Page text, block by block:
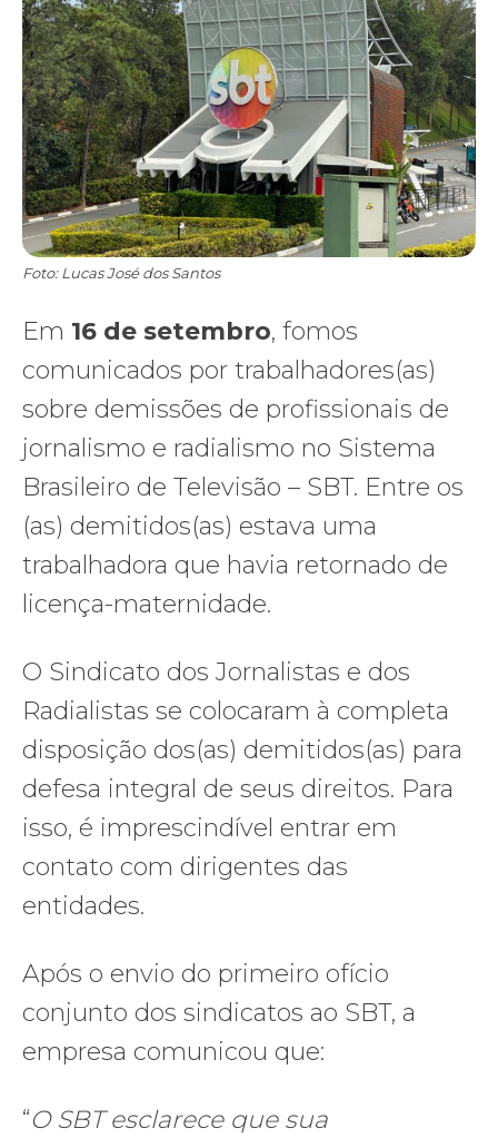
Foto: Lucas José dos Santos
Em 16 de setembro, fomos
comunicados por trabalhadores(as)
sobre demissões de profissionais de
jornalismo e radialismo no Sistema
Brasileiro de Televisão – SBT. Entre os
(as) demitidos(as) estava uma
trabalhadora que havia retornado de
licença-maternidade.
O Sindicato dos Jornalistas e dos
Radialistas se colocaram à completa
disposição dos(as) demitidos(as) para
defesa integral de seus direitos. Para
isso, é imprescindível entrar em
contato com dirigentes das
entidades.
Após o envio do primeiro ofício
conjunto dos sindicatos ao SBT, a
empresa comunicou que:
“O SBT esclarece que sua